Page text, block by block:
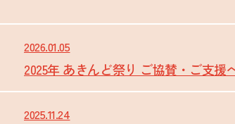
2026.01.05
2025年 あきんど祭り ご協賛・ご支援
2025.11.24